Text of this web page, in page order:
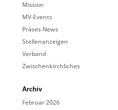
Mission
MV-Events
Präses News
Stellenanzeigen
Verband
Zwischenkirchliches
Archiv
Februar 2026